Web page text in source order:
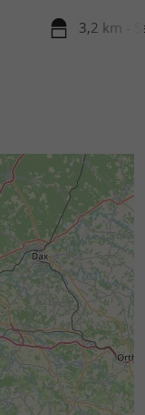
3,2 km -